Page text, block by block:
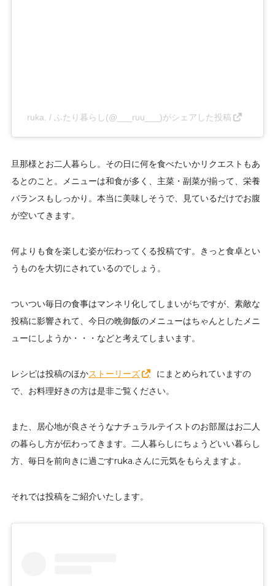
ruka. / ふたり暮らし(@___ruu___)がシェアした投稿
旦那様とお二人暮らし。その日に何を食べたいかリクエストもあ
るとのこと。メニューは和食が多く、主菜・副菜が揃って、栄養
バランスもしっかり。本当に美味しそうで、見ているだけでお腹
が空いてきます。
何よりも食を楽しむ姿が伝わってくる投稿です。きっと食卓とい
うものを大切にされているのでしょう。
ついつい毎日の食事はマンネリ化してしまいがちですが、素敵な
投稿に影響されて、今日の晩御飯のメニューはちゃんとしたメニ
ューにしようか・・・などと考えてしまいます。
レシピは投稿のほかストーリーズ
にまとめられていますの
で、お料理好きの方は是非ご覧ください。
また、居心地が良さそうなナチュラルテイストのお部屋はお二人
の暮らし方が伝わってきます。二人暮らしにちょうどいい暮らし
方、毎日を前向きに過ごすruka.さんに元気をもらえますよ。
それでは投稿をご紹介いたします。